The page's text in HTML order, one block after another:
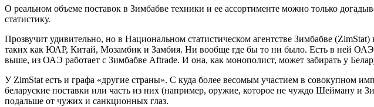
О реальном объеме поставок в Зимбабве техники и ее ассортименте можно только
статистику.
Прозвучит удивительно, но в Национальном статистическом агентстве Зимбабве
таких как ЮАР, Китай, Мозамбик и Замбия. Ни вообще где бы то ни было. Есть в ней
выше, из ОАЭ работает с Зимбабве Aftrade. И она, как монополист, может забирать у
У ZimStat есть и графа «другие страны». С куда более весомым участием в совокупном
беларуские поставки или часть из них (например, оружие, которое не чуждо Шейману и
подальше от чужих и санкционных глаз.